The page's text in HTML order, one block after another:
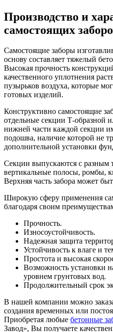
Производство и
самостоящих
Самостоящие заборы
основу составляет тяжелый
Высокая прочность
качественного уплотнения
пузырьков воздуха, которые
готовых изделий.
Конструктивно самостоящие
отдельные секции Т-образной
нижней части каждой секции
подошва, наличие которой не
дополнительной установки
Секции выпускаются с разным
вертикальные полосы, ромбы,
Верхняя часть забора может
Широкую сферу применения
благодаря своим
Прочность.
Износоустойчивость.
Надежная защита
Устойчивость к влаге и
Простота и высокая
Возможность установки
уровнем грунтовых вод.
Продолжительный срок
В нашей компании можно
создания временных или
Приобретая любые бетонные
Завод», Вы получаете